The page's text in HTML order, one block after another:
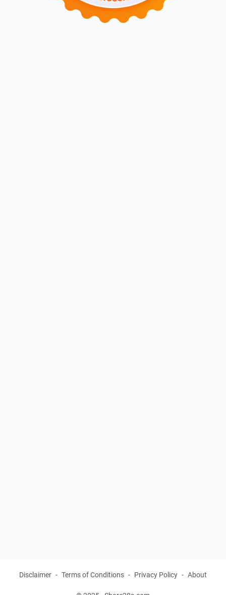
Disclaimer Terms of Conditions Privacy Policy About